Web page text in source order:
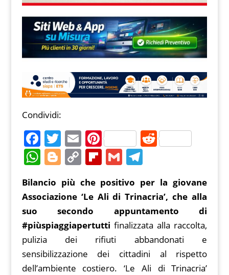
Condividi:
F
a
c
e
b
o
o
k
T
w
itt
er
E
m
ai
l
Pi
nt
er
e
st
R
di
t
W
h
at
s
A
p
p
Bl
o
g
g
er
C
o
p
y
Li
k
Fl
b
o
ar
d
G
m
ai
l
T
e
gr
a
m
Bilancio più che positivo per la giovane
Associazione ‘Le Ali di Trinacria’, che alla
suo secondo appuntamento di
#piùspiaggiapertutti finalizzata alla raccolta,
pulizia dei rifiuti abbandonati e
sensibilizzazione dei cittadini al rispetto
dell’ambiente costiero. ‘Le Ali di Trinacria’